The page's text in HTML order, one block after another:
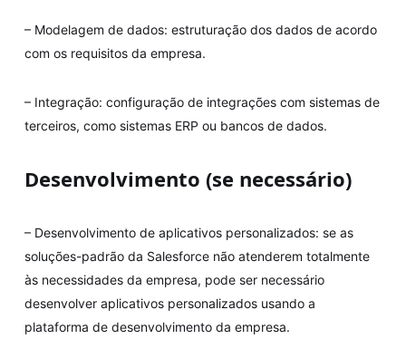
– Modelagem de dados: estruturação dos dados de acordo
com os requisitos da empresa.
– Integração: configuração de integrações com sistemas de
terceiros, como sistemas ERP ou bancos de dados.
Desenvolvimento (se necessário)
– Desenvolvimento de aplicativos personalizados: se as
soluções-padrão da Salesforce não atenderem totalmente
às necessidades da empresa, pode ser necessário
desenvolver aplicativos personalizados usando a
plataforma de desenvolvimento da empresa.